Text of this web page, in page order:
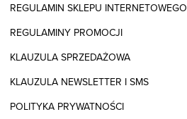
REGULAMIN SKLEPU INTERNETOWEGO
REGULAMINY PROMOCJI
KLAUZULA SPRZEDAŻOWA
KLAUZULA NEWSLETTER I SMS
POLITYKA PRYWATNOŚCI